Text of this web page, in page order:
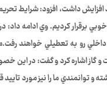
را کاهش نداد بلکه توليد اين شرکت ۶ درصد
برقرار کرديم. وي ادامه داد:
رو به تعطيلي خواهند
و گاز اشاره کرد و گفت: در
و توانمندي ما را نيز مورد